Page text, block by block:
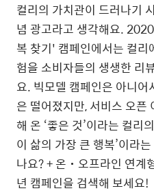
컬리의 가치관이 드러나기
념 광고라고 생각해요. 2020
복 찾기' 캠페인에서는 컬리
험을 소비자들의 생생한 리
요. 빅모델 캠페인은 아니어
은 떨어졌지만,서비스오픈
해 온 ‘좋은 것’이라는 컬리의
이 삶의 가장큰행복’이라는
나요?+온 ˙ 오프라인 연계
년 캠페인을 검색해 보세요!